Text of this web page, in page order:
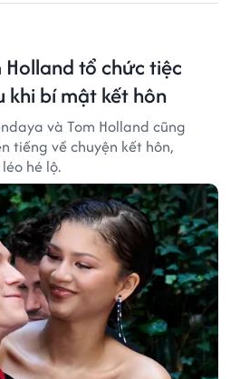
Holland tổ chức tiệc
khi bí mật kết hôn
và Tom Holland cũng
tiếng về chuyện kết hôn,
hé lộ.